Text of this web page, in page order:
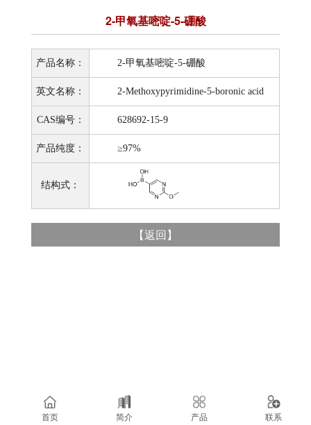
2-甲氧基嘧啶-5-硼酸
产品名称： 2-甲氧基嘧啶-5-硼酸
英文名称： 2-Methoxypyrimidine-5-boronic acid
CAS编号： 628692-15-9
产品纯度： ≥97%
结构式：
【返回】
首页 简介 产品 联系